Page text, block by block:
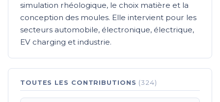
simulation rhéologique, le choix matière et la
conception des moules. Elle intervient pour les
secteurs automobile, électronique, électrique,
EV charging et industrie.
TOUTES LES CONTRIBUTIONS (324)